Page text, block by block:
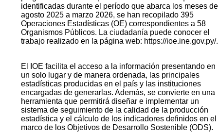
identificadas durante el período que abarca los meses de
agosto 2025 a marzo 2026, se han recopilado 395
Operaciones Estadísticas (OE) correspondientes a 58
Organismos Públicos. La ciudadanía puede conocer el
trabajo realizado en la página web: https://ioe.ine.gov.py/.
El IOE facilita el acceso a la información presentando en
un solo lugar y de manera ordenada, las principales
estadísticas producidas en el país y las instituciones
encargadas de generarlas. Además, se convierte en una
herramienta que permitirá diseñar e implementar un
sistema de seguimiento de la calidad de la producción
estadística y el cálculo de los indicadores definidos en el
marco de los Objetivos de Desarrollo Sostenible (ODS).